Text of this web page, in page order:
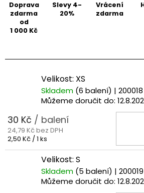
Doprava
zdarma
od
1 000 Kč
Slevy 4-
20%
Vrácení
zdarma
Velikost: XS
Skladem (6 balení) | 200018
Můžeme doručit do:
30 Kč / balení
24,79 Kč bez DPH
Měrná
2,50 Kč / 1 ks
Velikost: S
Skladem (5 balení) | 200019
Můžeme doručit do: